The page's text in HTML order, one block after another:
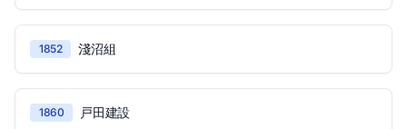
1852 淺沼組
1860 戸田建設